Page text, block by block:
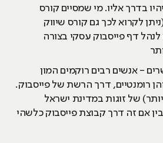
בדרך אליו. מי שמסיים קורס
לקרוא לכך גם קורס שיווק
לנהל דף פייסבוק עסקי בצורה
- אנשים רבים רוקמים המון
רומנטיים, דרך הרשת של פייסבוק.
של זוגות במדינת ישראל
אם זה דרך קבוצת פייסבוק כלשהי